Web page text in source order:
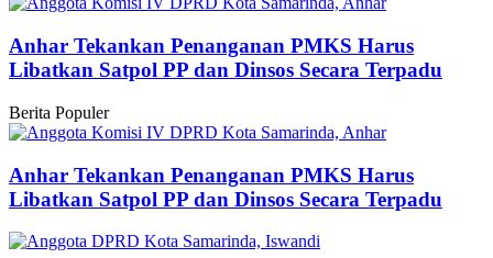
Anhar Tekankan Penanganan PMKS Harus
Libatkan Satpol PP dan Dinsos Secara Terpadu
Berita Populer
Anhar Tekankan Penanganan PMKS Harus
Libatkan Satpol PP dan Dinsos Secara Terpadu